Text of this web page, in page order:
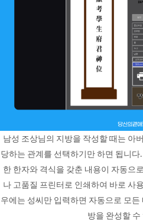
남성 조상님의 지방을 작성할 때는 아
당하는 관계를 선택하기만 하면 됩니
한 한자와 격식을 갖춘 내용이 자동으
나 고품질 프린터로 인쇄하여 바로 사
우에는 성씨만 입력하면 자동으로 모
방을 완성할